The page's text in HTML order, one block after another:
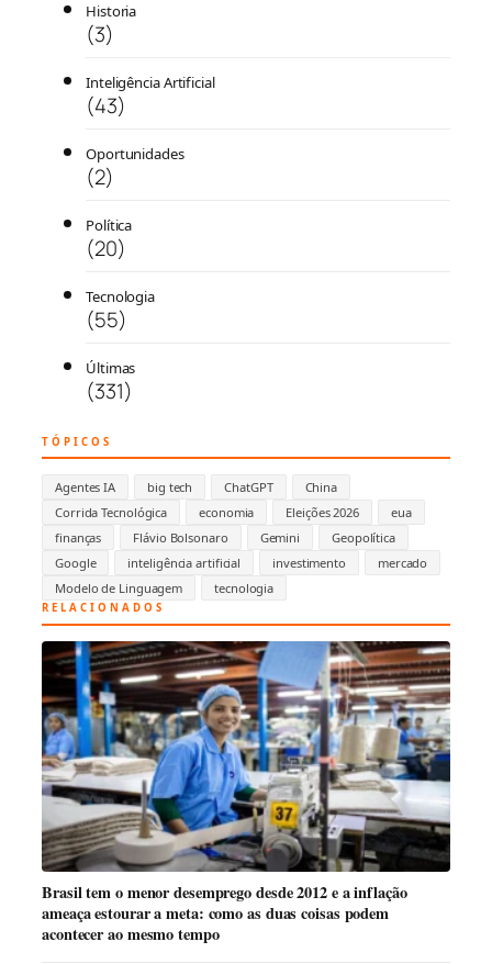
Historia
(3)
Inteligência Artificial
(43)
Oportunidades
(2)
Política
(20)
Tecnologia
(55)
Últimas
(331)
TÓPICOS
Agentes IA big tech ChatGPT
China
Corrida Tecnológica
economia Eleições 2026
eua
finanças
Flávio Bolsonaro Gemini
Geopolítica
Google
inteligência artificial investimento
mercado
Modelo de Linguagem
tecnologia
RELACIONADOS
Brasil tem o menor desemprego desde 2012 e a inflação
ameaça estourar a meta: como as duas coisas podem
acontecer ao mesmo tempo